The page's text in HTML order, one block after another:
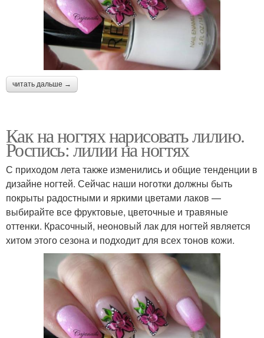
читать дальше →
Как на ногтях нарисовать лилию.
Роспись: лилии на ногтях
С приходом лета также изменились и общие тенденции в
дизайне ногтей. Сейчас наши ноготки должны быть
покрыты радостными и яркими цветами лаков —
выбирайте все фруктовые, цветочные и травяные
оттенки. Красочный, неоновый лак для ногтей является
хитом этого сезона и подходит для всех тонов кожи.